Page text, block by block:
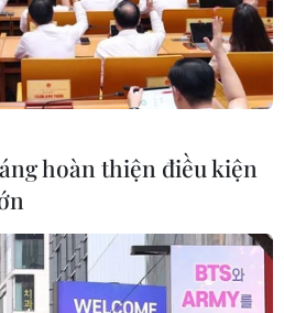
hoàn thiện điều kiện